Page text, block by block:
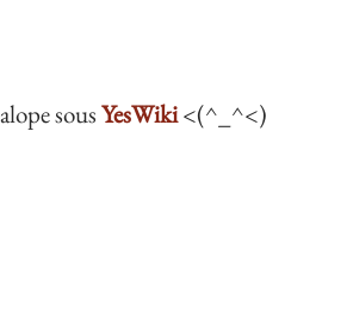
sousYesWiki<(^_^<)